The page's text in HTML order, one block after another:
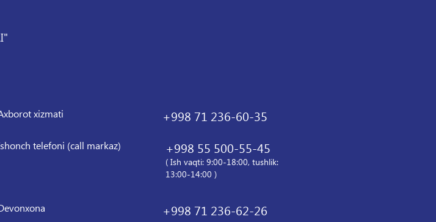
xizmati +998 71 236-60-35
telefoni (call markaz) +998 55 500-55-45
( Ish vaqti: 9:00-18:00, tushlik:
13:00-14:00 )
+998 71 236-62-26